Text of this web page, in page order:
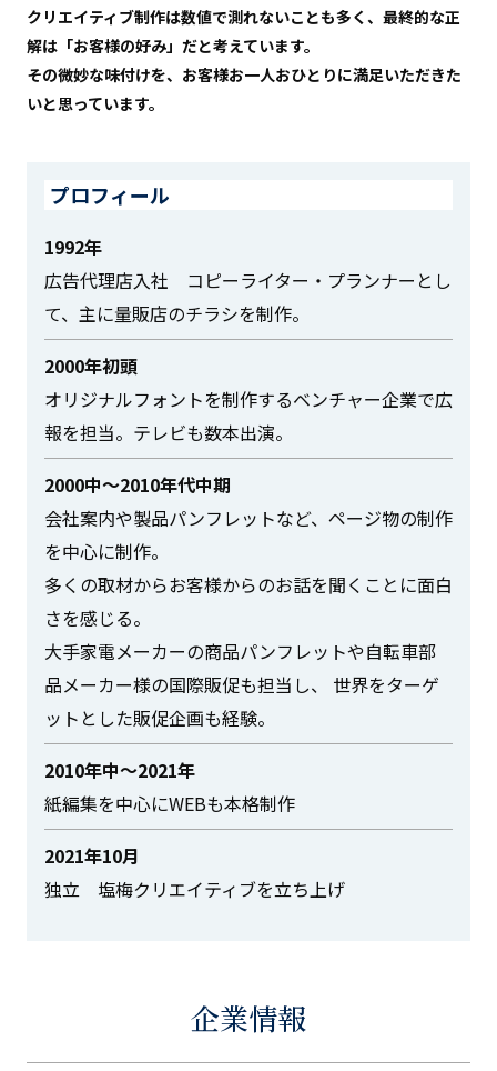
クリエイティブ制作は数値で測れないことも多く、最終的な正
解は「お客様の好み」だと考えています。
その微妙な味付けを、お客様お⼀⼈おひとりに満⾜いただきた
いと思っています。
プロフィール
1992年
広告代理店⼊社 コピーライター・プランナーとし
て、主に量販店のチラシを制作。
2000年初頭
オリジナルフォントを制作するベンチャー企業で広
報を担当。テレビも数本出演。
2000中〜2010年代中期
会社案内や製品パンフレットなど、ページ物の制作
を中⼼に制作。
多くの取材からお客様からのお話を聞くことに⾯⽩
さを感じる。
⼤⼿家電メーカーの商品パンフレットや⾃転⾞部
品メーカー様の国際販促も担当し、
世界をターゲ
ットとした販促企画も経験。
2010年中〜2021年
紙編集を中⼼にWEBも本格制作
2021年10⽉
独⽴ 塩梅クリエイティブを⽴ち上げ
企業情報